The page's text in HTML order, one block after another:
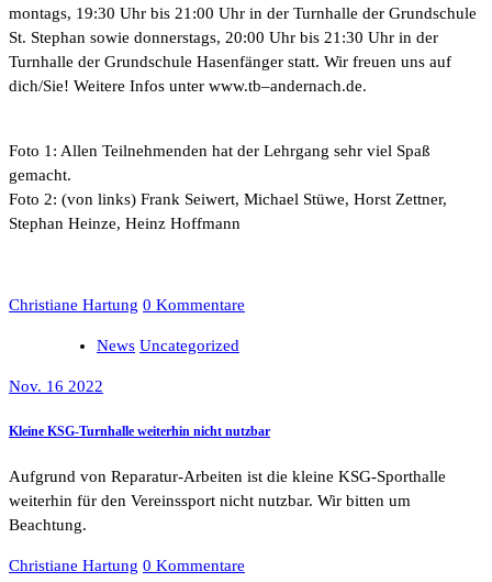
montags, 19:30 Uhr bis 21:00 Uhr in der Turnhalle der Grundschule
St. Stephan sowie donnerstags, 20:00 Uhr bis 21:30 Uhr in der
Turnhalle der Grundschule Hasenfänger statt. Wir freuen uns auf
dich/Sie! Weitere Infos unter www.tb–andernach.de.
Foto 1: Allen Teilnehmenden hat der Lehrgang sehr viel Spaß
gemacht.
Foto 2: (von links) Frank Seiwert, Michael Stüwe, Horst Zettner,
Stephan Heinze, Heinz Hoffmann
Christiane Hartung 0 Kommentare
News Uncategorized
Nov. 16 2022
Kleine KSG-Turnhalle weiterhin nicht nutzbar
Aufgrund von Reparatur-Arbeiten ist die kleine KSG-Sporthalle
weiterhin für den Vereinssport nicht nutzbar. Wir bitten um
Beachtung.
Christiane Hartung 0 Kommentare